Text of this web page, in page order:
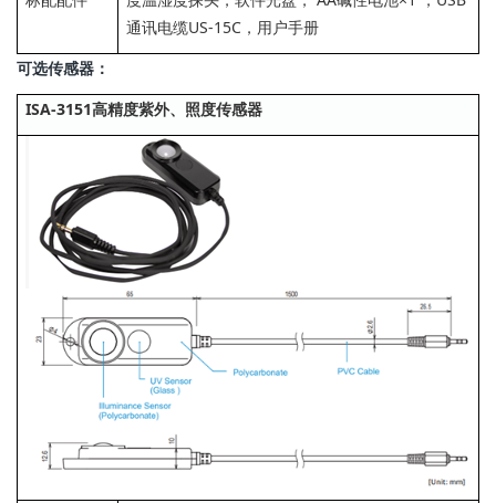
通讯电缆US-15C，用户手册
可选传感器：
ISA-3151高精度紫外、照度传感器